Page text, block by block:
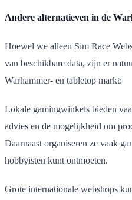
Andere alternatieven in de
Hoewel we alleen Sim Race
van beschikbare data, zijn er
Warhammer- en tabletop markt:
Lokale gamingwinkels bieden
advies en de mogelijkheid om
Daarnaast organiseren ze vaak
hobbyisten kunt ontmoeten.
Grote internationale webshops